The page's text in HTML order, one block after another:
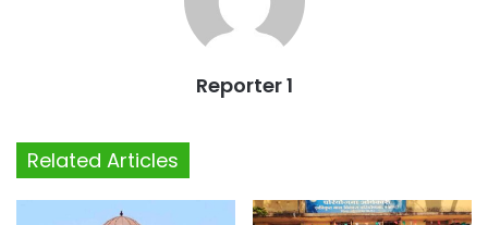
Reporter 1
Related Articles